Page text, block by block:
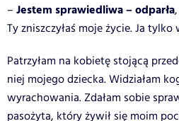
– Jestem sprawiedliwa – odparła
Ty zniszczyłaś moje życie. Ja
Patrzyłam na kobietę stojącą
niej mojego dziecka. Widziałam
wyrachowania. Zdałam sobie
pasożyta, który żywił się moim